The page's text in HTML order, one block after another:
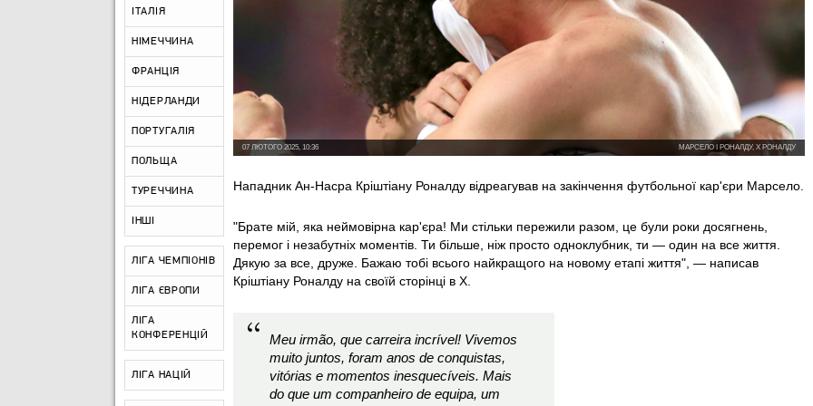
ІТАЛІЯ
НІМЕЧЧИНА
ФРАНЦІЯ
НІДЕРЛАНДИ
ПОРТУГАЛІЯ
ПОЛЬЩА
ТУРЕЧЧИНА
ІНШІ
ЛІГА ЧЕМПІОНІВ
ЛІГА ЄВРОПИ
ЛІГА
КОНФЕРЕНЦІЙ
ЛІГА НАЦІЙ
МАРСЕЛО І РОНАЛДУ, Х РОНАЛДУ
07 ЛЮТОГО 2025, 10:36
Нападник Ан-Насра Кріштіану Роналду відреагував на закінчення футбольної кар'єри Марсело.
"Брате мій, яка неймовірна кар'єра! Ми стільки пережили разом, це були роки досягнень,
перемог і незабутніх моментів. Ти більше, ніж просто одноклубник, ти — один на все життя.
Дякую за все, друже. Бажаю тобі всього найкращого на новому етапі життя", — написав
Кріштіану Роналду на своїй сторінці в Х.
Meu irmão, que carreira incrível! Vivemos
muito juntos, foram anos de conquistas,
vitórias e momentos inesquecíveis. Mais
do que um companheiro de equipa, um